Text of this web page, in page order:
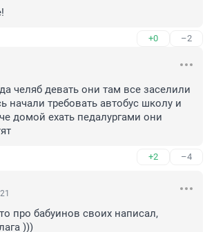
+0 –2
челяб девать они там все заселили
начали требовать автобус школу и
домой ехать педалургами они
+2 –4
про бабуинов своих написал,
)))